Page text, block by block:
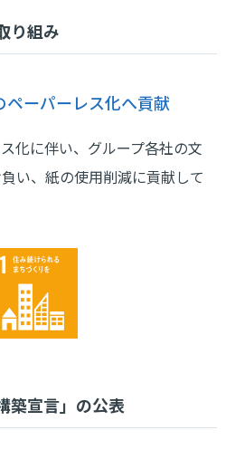
り組み
ーパーレス化へ貢献
化に伴い、グループ各社の文
い、紙の使用削減に貢献して
築宣言」の公表